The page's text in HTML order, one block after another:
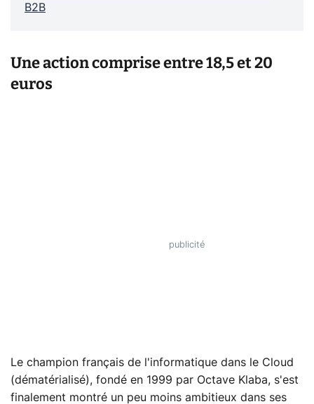
B2B
Une action comprise entre 18,5 et 20
euros
Le champion français de l'informatique dans le Cloud
(dématérialisé), fondé en 1999 par Octave Klaba, s'est
finalement montré un peu moins ambitieux dans ses